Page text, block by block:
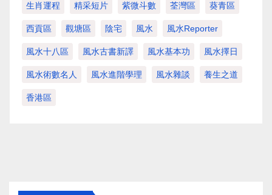
生肖運程 精采短片 紫微斗數 荃灣區 葵青區
西貢區 觀塘區 陰宅 風水 風水Reporter
風水十八區 風水古書新譯 風水基本功 風水擇日
風水術數名人 風水進階學理 風水雜談 養生之道
香港區